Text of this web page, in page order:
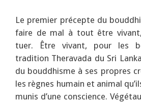
Le premier précepte du
faire de mal à tout être
tuer. Être vivant, pour les
tradition Theravada du Sri
du bouddhisme à ses propres
les règnes humain et animal
munis d’une conscience.